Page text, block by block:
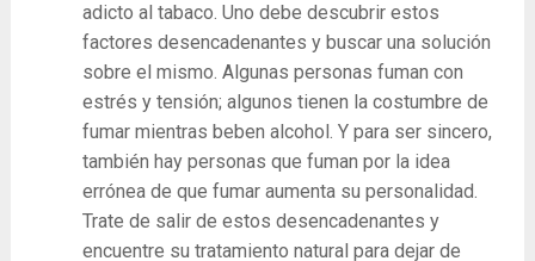
adicto al tabaco. Uno debe descubrir estos
factores desencadenantes y buscar una solución
sobre el mismo. Algunas personas fuman con
estrés y tensión; algunos tienen la costumbre de
fumar mientras beben alcohol. Y para ser sincero,
también hay personas que fuman por la idea
errónea de que fumar aumenta su personalidad.
Trate de salir de estos desencadenantes y
encuentre su tratamiento natural para dejar de